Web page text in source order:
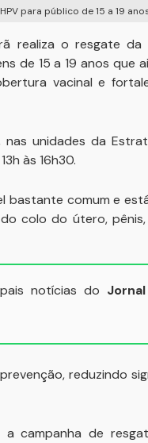
para público de 15 a 19
realiza o resgate da
de 15 a 19 anos que
vacinal e
unidades da
às 16h30.
bastante comum e
colo do útero,
notícias do
reduzindo
campanha de